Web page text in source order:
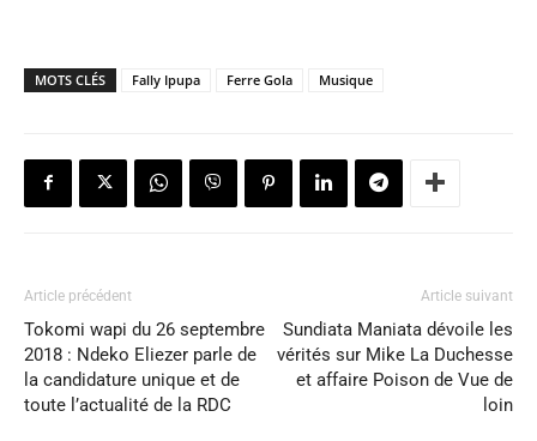
MOTS CLÉS Fally Ipupa Ferre Gola Musique
Article précédent
Tokomi wapi du 26 septembre
2018 : Ndeko Eliezer parle de
la candidature unique et de
toute l’actualité de la RDC
Article suivant
Sundiata Maniata dévoile les
vérités sur Mike La Duchesse
et affaire Poison de Vue de
loin